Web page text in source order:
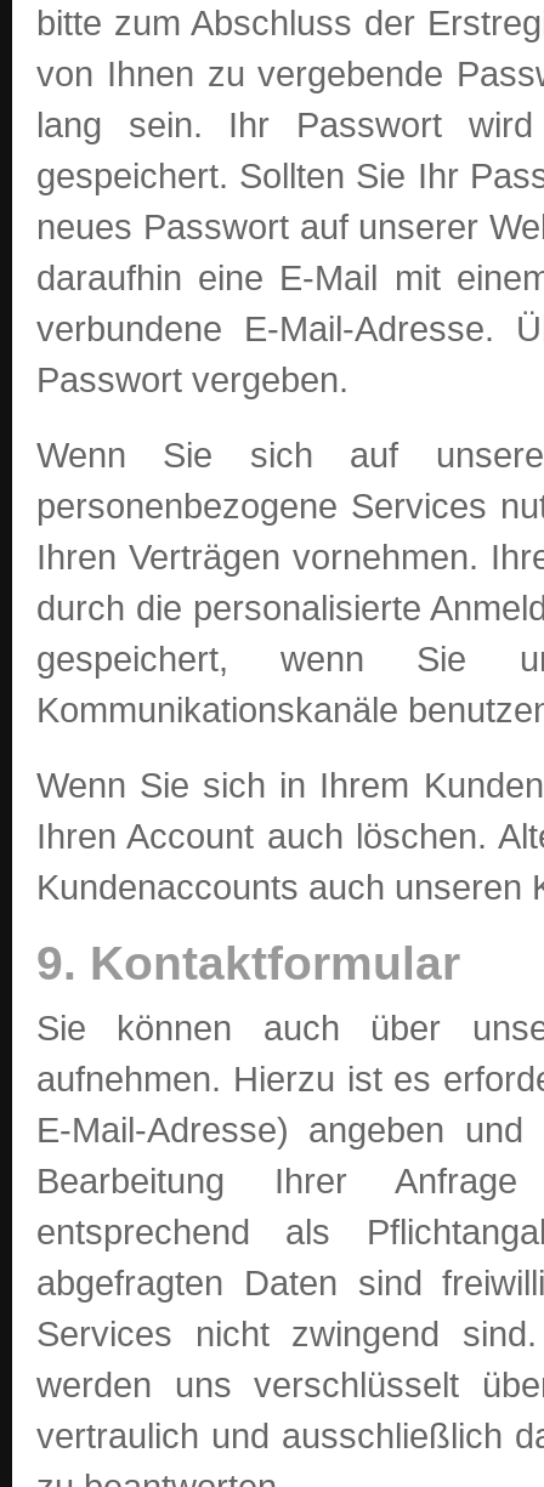
bitte zum Abschluss der
von Ihnen zu vergebende
lang sein. Ihr Passwort
gespeichert. Sollten Sie Ihr
neues Passwort auf unserer
daraufhin eine E-Mail mit
verbundene E-Mail-Adresse.
Passwort vergeben.
Wenn Sie sich auf
personenbezogene Services
Ihren Verträgen vornehmen.
durch die personalisierte
gespeichert, wenn Sie
Kommunikationskanäle
Wenn Sie sich in Ihrem
Ihren Account auch löschen.
Kundenaccounts auch unseren
9. Kontaktformular
Sie können auch über
aufnehmen. Hierzu ist es
E-Mail-Adresse) angeben
Bearbeitung Ihrer
entsprechend als
abgefragten Daten sind
Services nicht zwingend
werden uns verschlüsselt
vertraulich und ausschließlich